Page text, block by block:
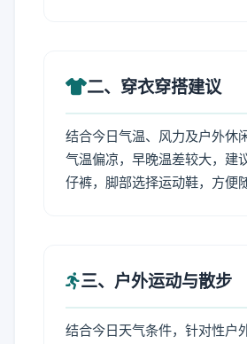
二、穿衣穿搭建议
结合今日气温、风力及户外休
气温偏凉，早晚温差较大，建
仔裤，脚部选择运动鞋，方便
三、户外运动与散步
结合今日天气条件，针对性户